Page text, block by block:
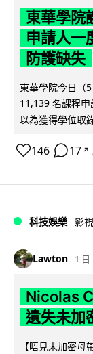
東華學院
申請人一
防護缺失
東華學院今日（
11,139 名課程
以為獲得學位取
146 17 ↗
科技娛樂 影
Lawton 1 日
Nicolas
遺失未加
【唔見未加密